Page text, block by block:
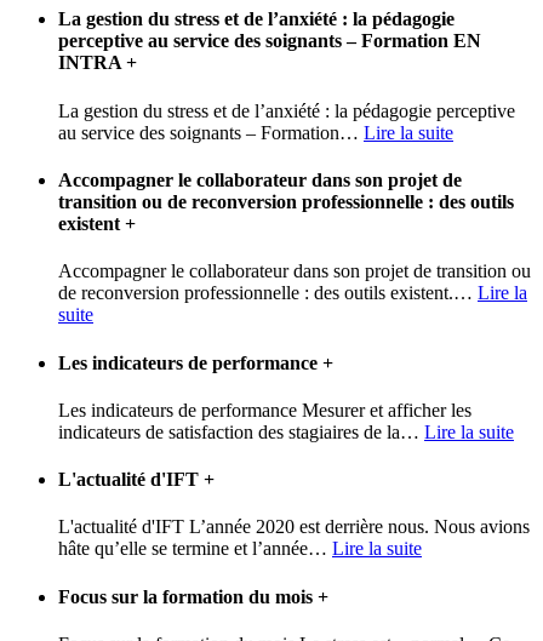
La gestion du stress et de l’anxiété : la pédagogie
perceptive au service des soignants – Formation EN
INTRA+
La gestion du stress et de l’anxiété : la pédagogie perceptive
au service des soignants – Formation… Lire la suite
Accompagner le collaborateur dans son projet de
transition ou de reconversion professionnelle : des outils
existent +
Accompagner le collaborateur dans son projet de transition ou
de reconversion professionnelle : des outils existent.… Lire la
suite
Les indicateurs de performance +
Les indicateurs de performance Mesurer et afficher les
indicateurs de satisfaction des stagiaires de la… Lire la suite
L'actualité d'IFT +
L'actualité d'IFT L’année 2020 est derrière nous. Nous avions
hâte qu’elle se termine et l’année… Lire la suite
Focus sur la formation du mois +